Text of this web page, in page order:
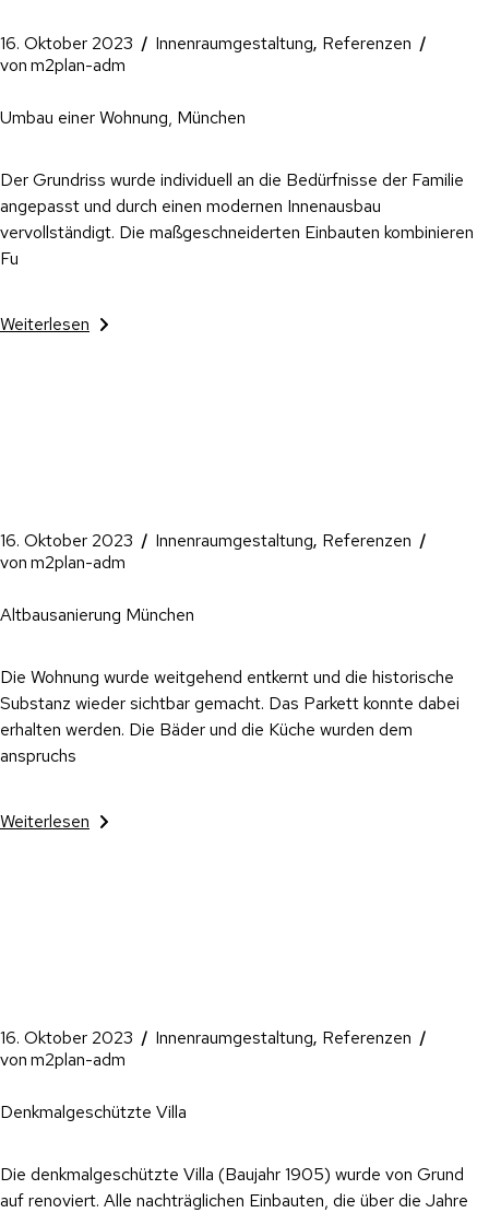
16. Oktober 2023 Innenraumgestaltung Referenzen
vonm2plan-adm
Umbau einer Wohnung, München
Der Grundriss wurde individuell an die Bedürfnisse der Familie
angepasst und durch einen modernen Innenausbau
vervollständigt. Die maßgeschneiderten Einbauten kombinieren
Fu
Weiterlesen
16. Oktober 2023 Innenraumgestaltung Referenzen
vonm2plan-adm
Altbausanierung München
Die Wohnung wurde weitgehend entkernt und die historische
Substanz wieder sichtbar gemacht. Das Parkett konnte dabei
erhalten werden. Die Bäder und die Küche wurden dem
anspruchs
Weiterlesen
16. Oktober 2023 Innenraumgestaltung Referenzen
vonm2plan-adm
Denkmalgeschützte Villa
Die denkmalgeschützte Villa (Baujahr 1905) wurde von Grund
auf renoviert. Alle nachträglichen Einbauten, die über die Jahre